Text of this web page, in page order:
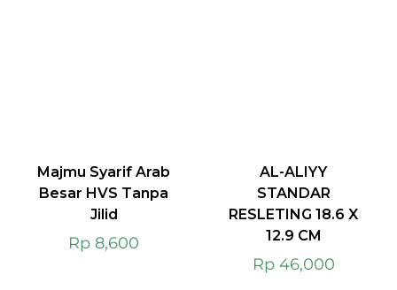
Majmu Syarif Arab
Besar HVS Tanpa
Jilid
Rp 8,600
AL-ALIYY
STANDAR
RESLETING 18.6 X
12.9 CM
Rp46,000